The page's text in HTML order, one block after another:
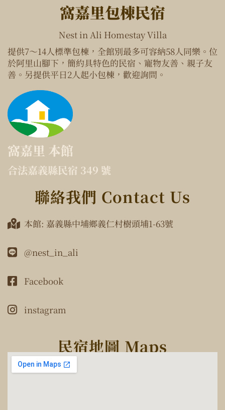
窩嘉里包棟民宿
Nest in Ali Homestay Villa
提供7～14人標準包棟，全館別最多可容納58人同樂。位
於阿里山腳下，簡約具特色的民宿、寵物友善、親子友
善。另提供平日2人起小包棟，歡迎詢問。
窩嘉里 本館
合法嘉義縣民宿 349 號
聯絡我們 Contact Us
本館: 嘉義縣中埔鄉義仁村樹頭埔1-63號
@nest_in_ali
Facebook
instagram
民宿地圖 Maps